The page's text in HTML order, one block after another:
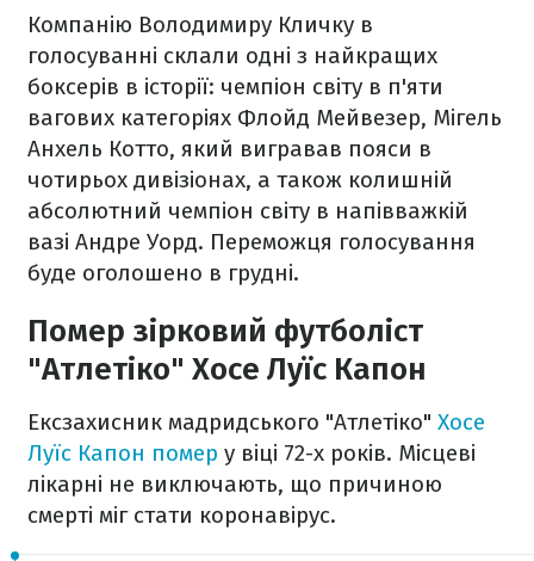
Компанію Володимиру Кличку в
голосуванні склали одні з найкращих
боксерів в історії: чемпіон світу в п'яти
вагових категоріях Флойд Мейвезер, Мігель
Анхель Котто, який вигравав пояси в
чотирьох дивізіонах, а також колишній
абсолютний чемпіон світу в напівважкій
вазі Андре Уорд. Переможця голосування
буде оголошено в грудні.
Помер зірковий футболіст
"Атлетіко" Хосе Луїс Капон
Ексзахисник мадридського "Атлетіко" Хосе
Луїс Капон помер у віці 72-х років. Місцеві
лікарні не виключають, що причиною
смерті міг стати коронавірус.